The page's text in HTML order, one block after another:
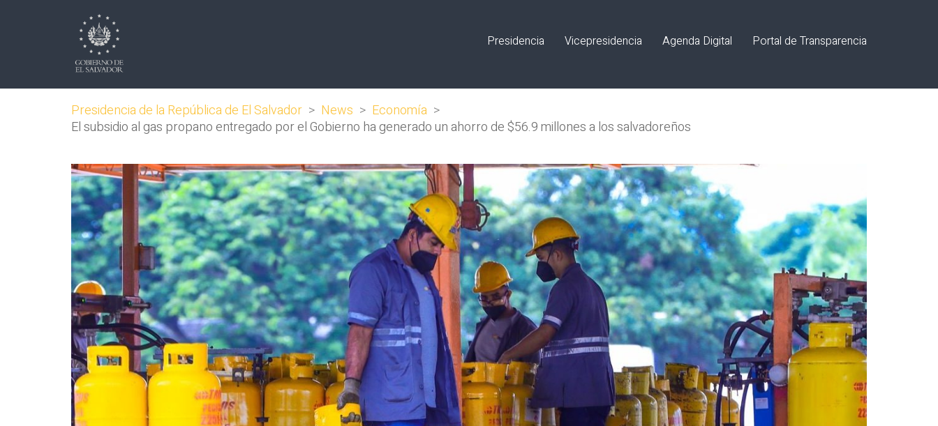
Presidencia Vicepresidencia Agenda Digital Portal de Transparencia
Presidencia de la República de El Salvador > News > Economía >
El subsidio al gas propano entregado por el Gobierno ha generado un ahorro de $56.9 millones a los salvadoreños